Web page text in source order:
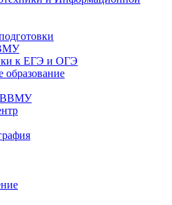
к ЕГЭ и ОГЭ
образование